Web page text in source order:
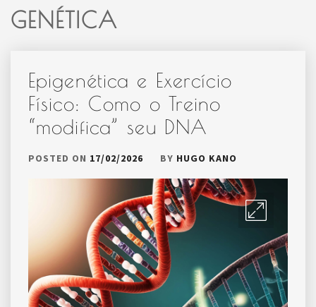
GENÉTICA
Epigenética e Exercício
Físico: Como o Treino
“modifica” seu DNA
POSTED ON 17/02/2026 BY HUGO KANO